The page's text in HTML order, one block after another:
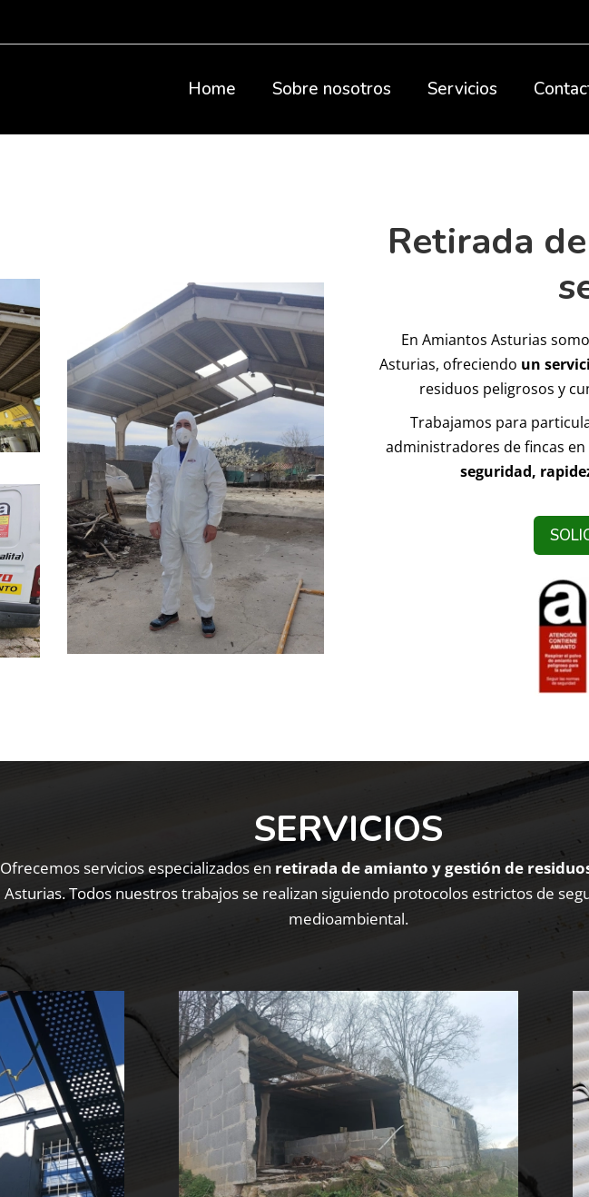
Home Sobre nosotros Servicios
Retirada
En Amiantos Asturias
Asturias, ofreciendo un
residuos peligrosos y
Trabajamos para
administradores de fincas
seguridad,
SERVICIOS
Ofrecemos servicios especializados en retirada de amianto y gestión de
Asturias. Todos nuestros trabajos se realizan siguiendo protocolos estrictos de
medioambiental.